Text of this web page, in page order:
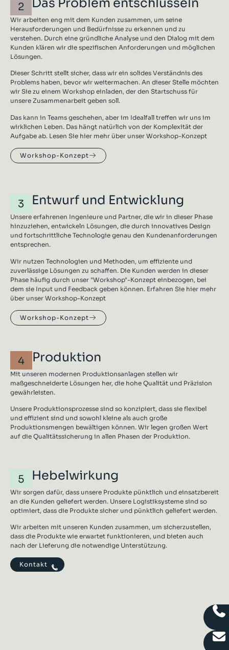
2
Wir arbeiten eng mit dem Kunden zusammen, um seine
Herausforderungen und Bedürfnisse zu erkennen und zu
verstehen. Durch eine gründliche Analyse und den Dialog mit dem
Kunden klären wir die spezifischen Anforderungen und möglichen
Lösungen.
Dieser Schritt stellt sicher, dass wir ein solides Verständnis des
Problems haben, bevor wir weitermachen. An dieser Stelle möchten
wir Sie zu einem Workshop einladen, der den Startschuss für
unsere Zusammenarbeit geben soll.
Das kann in Teams geschehen, aber im Idealfall treffen wir uns im
wirklichen Leben. Das hängt natürlich von der Komplexität der
Aufgabe ab. Lesen Sie hier mehr über unser Workshop-Konzept
Workshop-Konzept
3 Entwurf und Entwicklung
Unsere erfahrenen Ingenieure und Partner, die wir in dieser Phase
hinzuziehen, entwickeln Lösungen, die durch innovatives Design
und fortschrittliche Technologie genau den Kundenanforderungen
entsprechen.
Wir nutzen Technologien und Methoden, um effiziente und
zuverlässige Lösungen zu schaffen. Die Kunden werden in dieser
Phase häufig durch unser "Workshop"-Konzept einbezogen, bei
dem sie Input und Feedback geben können. Erfahren Sie hier mehr
über unser Workshop-Konzept
Workshop-Konzept
4 Produktion
Mit unseren modernen Produktionsanlagen stellen wir
maßgeschneiderte Lösungen her, die hohe Qualität und Präzision
gewährleisten.
Unsere Produktionsprozesse sind so konzipiert, dass sie flexibel
und effizient sind und sowohl kleine als auch große
Produktionsmengen bewältigen können. Wir legen großen Wert
auf die Qualitätssicherung in allen Phasen der Produktion.
5 Hebelwirkung
Wir sorgen dafür, dass unsere Produkte pünktlich und einsatzbereit
an die Kunden geliefert werden. Unsere Logistiksysteme sind so
optimiert, dass die Produkte sicher und pünktlich geliefert werden.
Wir arbeiten mit unseren Kunden zusammen, um sicherzustellen,
dass die Produkte wie erwartet funktionieren, und bieten auch
nach der Lieferung die notwendige Unterstützung.
Kontakt